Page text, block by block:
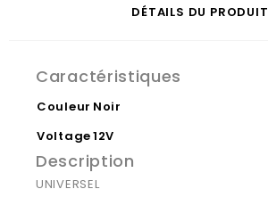
DÉTAILS DU PRODUIT
Caractéristiques
Couleur Noir
Voltage12V
Description
UNIVERSEL